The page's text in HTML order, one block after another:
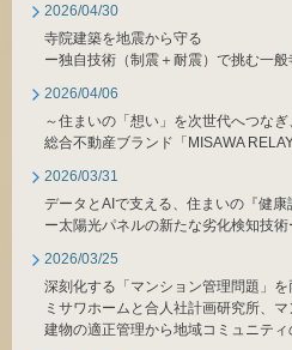
2026/04/30
寺院建築を地震から守る
ー独自技術（制震＋耐震）で挑む一
2026/04/06
～住まいの「想い」を次世代へつな
総合不動産ブランド「MISAWA
2026/03/31
データとAIで支える、住まいの『健康
ー太陽光パネルの新たな劣化検知技術
2026/03/25
深刻化する「マンション管理問題」
ミサワホームと合人社計画研究所、
建物の適正管理から地域コミュニテ